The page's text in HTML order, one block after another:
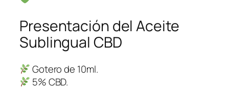
Presentación del Aceite
Sublingual CBD
Gotero de 10ml.
5% CBD.